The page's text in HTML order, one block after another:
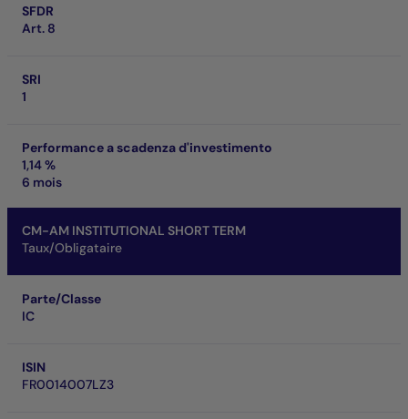
SFDR
Art. 8
SRI
1
Performance a scadenza d'investimento
1,14 %
6 mois
CM-AM INSTITUTIONAL SHORT TERM
Taux/Obligataire
Parte/Classe
IC
ISIN
FR0014007LZ3